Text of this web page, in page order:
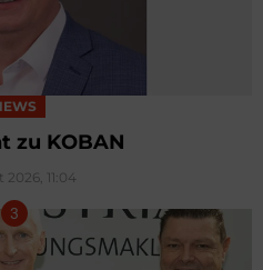
zu KOBAN
2026, 11:04